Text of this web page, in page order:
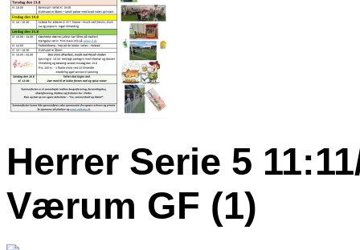
Herrer Serie 5
Værum GF (1)